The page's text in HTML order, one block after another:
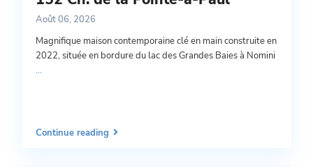
Août 06, 2026
Magnifique maison contemporaine clé en main construite en
2022, située en bordure du lac des Grandes Baies à Nomini
...
Continue reading